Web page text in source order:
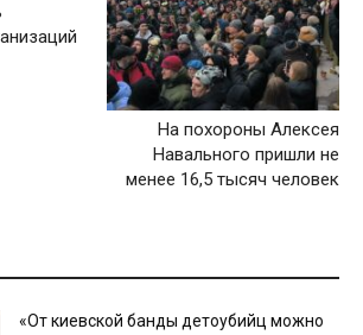
На похороны Алексея
Навального пришли не
менее 16,5 тысяч человек
«От киевской банды детоубийц можно